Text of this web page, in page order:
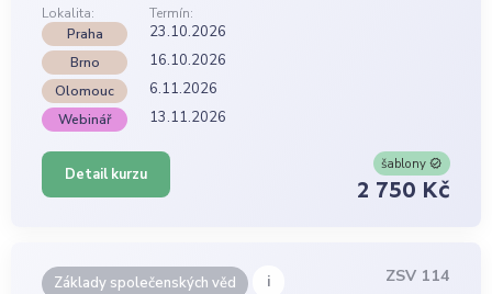
Lokalita:
Termín:
Praha
23.10.2026
Brno 16.10.2026
Olomouc 6.11.2026
Webinář 13.11.2026
Detail kurzu
šablony
2 750 Kč
Základy společenských věd i ZSV 114